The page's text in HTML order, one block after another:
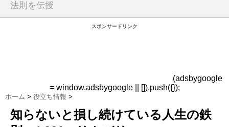
法則を伝授
スポンサードリンク
(adsbygoogle
= window.adsbygoogle || []).push({});
ホーム > 役立ち情報 >
知らないと損し続けている人生の鉄